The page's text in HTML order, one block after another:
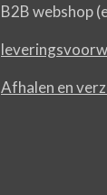
B2B webshop
Afhalen en